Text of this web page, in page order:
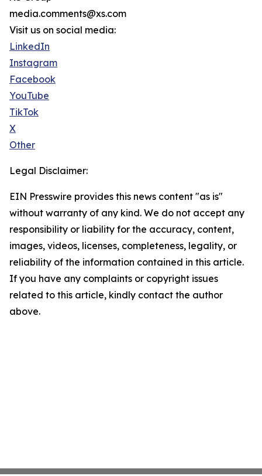
media.comments@xs.com
Visit us on social media:
LinkedIn
Instagram
Facebook
YouTube
TikTok
X
Other
Legal Disclaimer:
EIN Presswire provides this news content "as is"
without warranty of any kind. We do not accept any
responsibility or liability for the accuracy, content,
images, videos, licenses, completeness, legality, or
reliability of the information contained in this article.
If you have any complaints or copyright issues
related to this article, kindly contact the author
above.